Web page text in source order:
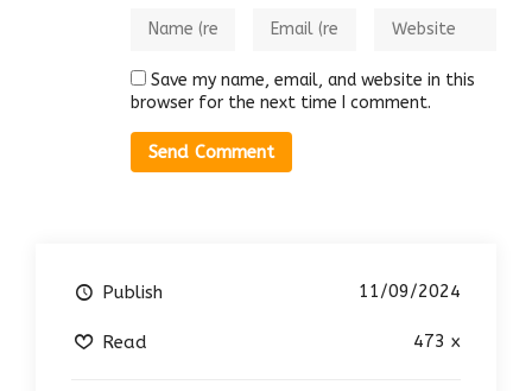
Save my name, email, and website in this
browser for the next time I comment.
Publish 11/09/2024
Read 473 x